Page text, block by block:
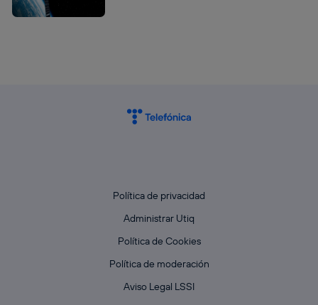
Política de privacidad
Administrar Utiq
Política de Cookies
Política de moderación
Aviso Legal LSSI